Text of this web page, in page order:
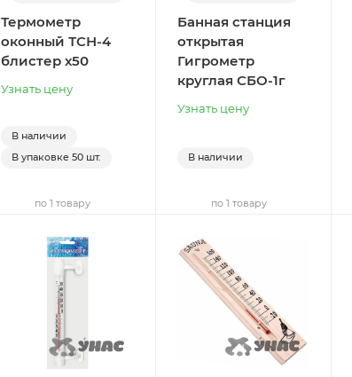
Термометр
оконный ТСН-4
блистер х50
Узнать цену
В наличии
В упаковке50 шт.
по 1 товару
Банная станция
открытая
Гигрометр
круглая СБО-1г
Узнать цену
В наличии
по 1 товару